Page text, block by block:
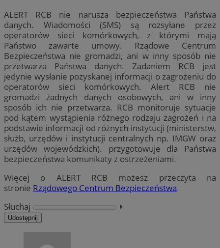
ALERT RCB nie narusza bezpieczeństwa Państwa
danych. Wiadomości (SMS) są rozsyłane przez
operatorów sieci komórkowych, z którymi mają
Państwo zawarte umowy. Rządowe Centrum
Bezpieczeństwa nie gromadzi, ani w inny sposób nie
przetwarza Państwa danych. Zadaniem RCB jest
jedynie wysłanie pozyskanej informacji o zagrożeniu do
operatorów sieci komórkowych. Alert RCB nie
gromadzi żadnych danych osobowych, ani w inny
sposób ich nie przetwarza. RCB monitoruje sytuacje
pod kątem wystąpienia różnego rodzaju zagrożeń i na
podstawie informacji od różnych instytucji (ministerstw,
służb, urzędów i instytucji centralnych np. IMGW oraz
urzędów wojewódzkich). przygotowuje dla Państwa
bezpieczeństwa komunikaty z ostrzeżeniami.
Więcej o ALERT RCB możesz przeczyta na
stronie Rządowego Centrum Bezpieczeństwa.
Słuchaj
⏵︎
Udostępnij